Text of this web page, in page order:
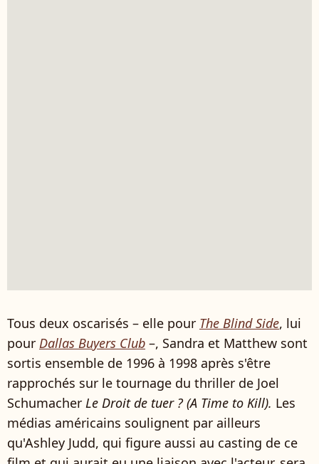
Tous deux oscarisés – elle pour The Blind Side, lui
pour Dallas Buyers Club –, Sandra et Matthew sont
sortis ensemble de 1996 à 1998 après s'être
rapprochés sur le tournage du thriller de Joel
Schumacher Le Droit de tuer ? (A Time to Kill). Les
médias américains soulignent par ailleurs
qu'Ashley Judd, qui figure aussi au casting de ce